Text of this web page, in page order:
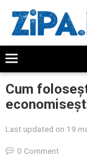
Cum
Last updated on 19
0 Comment